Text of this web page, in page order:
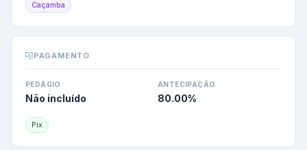
Caçamba
PAGAMENTO
PEDÁGIO
Não incluído
ANTECIPAÇÃO
80.00%
Pix